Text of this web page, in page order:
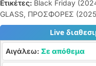
Ετικέτες: Black Friday
GLASS, ΠΡΟΣΦΟΡΕΣ
Live
Αιγάλεω: Σε απόθεμα